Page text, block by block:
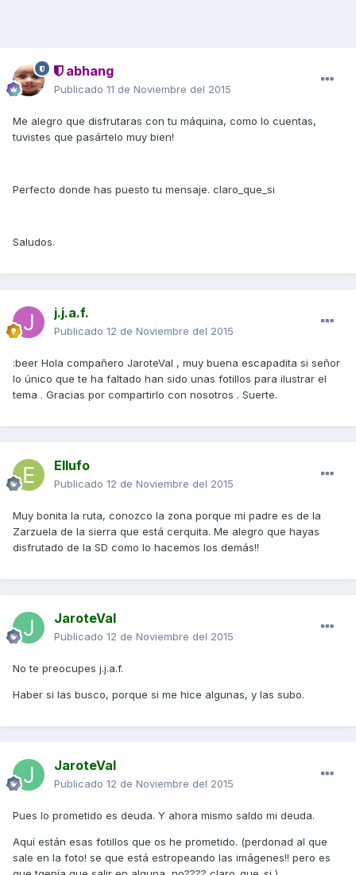
abhang
Publicado 11 de Noviembre del 2015
Me alegro que disfrutaras con tu máquina, como lo cuentas,
tuvistes que pasártelo muy bien!
Perfecto donde has puesto tu mensaje. claro_que_si
Saludos.
j.j.a.f.
Publicado 12 de Noviembre del 2015
:beer Hola compañero JaroteVal , muy buena escapadita si señor
lo único que te ha faltado han sido unas fotillos para ilustrar el
tema . Gracias por compartirlo con nosotros . Suerte.
Ellufo
Publicado 12 de Noviembre del 2015
Muy bonita la ruta, conozco la zona porque mi padre es de la
Zarzuela de la sierra que está cerquita. Me alegro que hayas
disfrutado de la SD como lo hacemos los demás!!
JaroteVal
Publicado 12 de Noviembre del 2015
No te preocupes j.j.a.f.
Haber si las busco, porque si me hice algunas, y las subo.
JaroteVal
Publicado 12 de Noviembre del 2015
Pues lo prometido es deuda. Y ahora mismo saldo mi deuda.
Aquí están esas fotillos que os he prometido. (perdonad al que
sale en la foto! se que está estropeando las imágenes!! pero es